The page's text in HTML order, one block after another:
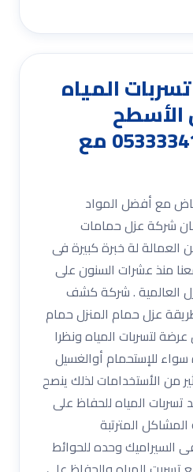
المياه
الأسطح
والخزانات 0533334179 مع
مع أفضل المواد
مع الضمان شركة عزل حمامات
العمالة لة خبرة كبيرة فى
منذ عشرات السنون على
العالمية . شركة كشف
عزل حمام المنزل حمام
لتسربات المياه ونظرا
سواء للإستحمام أوالغسيل
من الأستخدامات لذلك ينصح
المياه للحفاظ على
المترتبة
السيراميك وحده للحوائط